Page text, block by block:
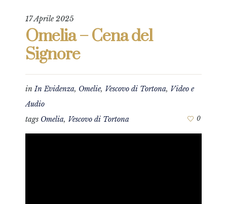
17 Aprile 2025
Omelia – Cena del
Signore
inIn Evidenza, Omelie, Vescovo di Tortona, Video e
Audio
tags Omelia, Vescovo di Tortona 0